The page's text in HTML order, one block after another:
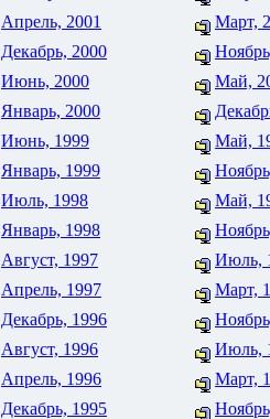
Апрель, 2001
Март,
Декабрь, 2000
Июнь, 2000
Май,
Январь, 2000
Июнь, 1999
Май,
Январь, 1999
Июль, 1998
Май,
Январь, 1998
Август, 1997
Июль,
Апрель, 1997
Март,
Декабрь, 1996
Август, 1996
Июль,
Апрель, 1996
Март,
Декабрь, 1995